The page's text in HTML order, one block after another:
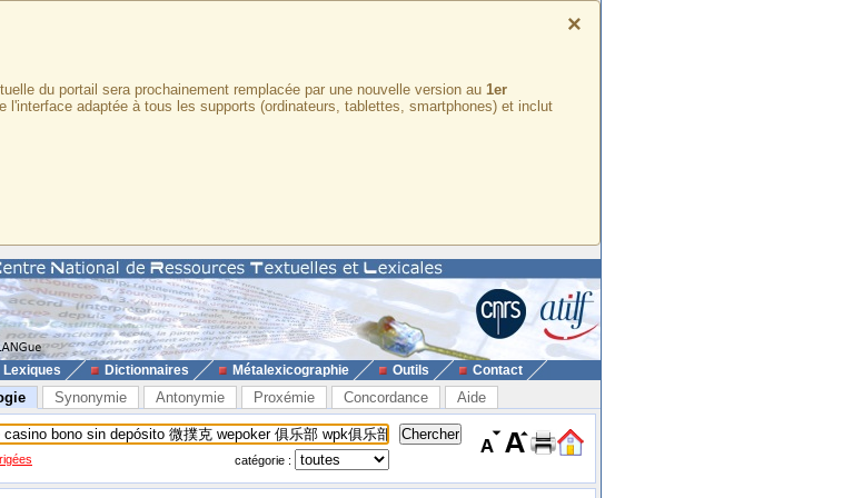
×
du portail sera prochainement remplacée par une nouvelle version au 1er
l'interface adaptée à tous les supports (ordinateurs, tablettes, smartphones) et inclut
Lexiques Dictionnaires Métalexicographie Outils Contact
Synonymie Antonymie Proxémie Concordance Aide
catégorie :